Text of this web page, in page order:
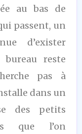
au bas de
passent, un
d’exister
reste
pas à
dans un
des petits
que l’on